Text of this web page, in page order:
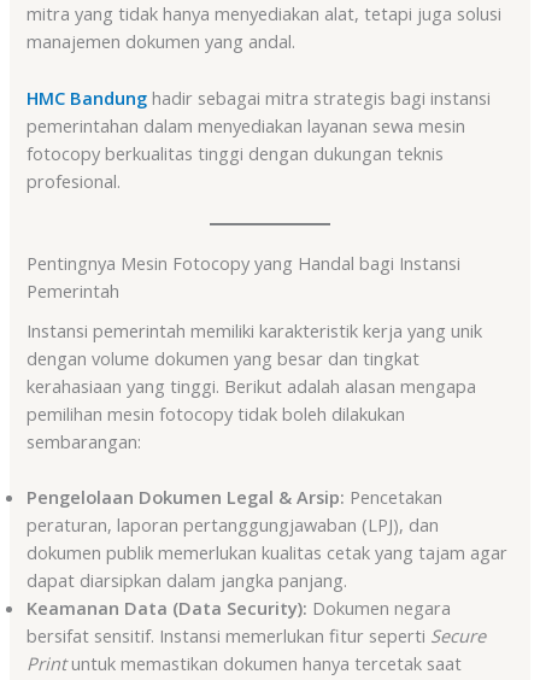
mitra yang tidak hanya menyediakan alat, tetapi juga solusi
manajemen dokumen yang andal.
HMC Bandung hadir sebagai mitra strategis bagi instansi
pemerintahan dalam menyediakan layanan sewa mesin
fotocopy berkualitas tinggi dengan dukungan teknis
profesional.
Pentingnya Mesin Fotocopy yang Handal bagi Instansi
Pemerintah
Instansi pemerintah memiliki karakteristik kerja yang unik
dengan volume dokumen yang besar dan tingkat
kerahasiaan yang tinggi. Berikut adalah alasan mengapa
pemilihan mesin fotocopy tidak boleh dilakukan
sembarangan:
Pengelolaan Dokumen Legal & Arsip: Pencetakan
peraturan, laporan pertanggungjawaban (LPJ), dan
dokumen publik memerlukan kualitas cetak yang tajam agar
dapat diarsipkan dalam jangka panjang.
Keamanan Data (Data Security): Dokumen negara
bersifat sensitif. Instansi memerlukan fitur seperti Secure
Printuntuk memastikan dokumen hanya tercetak saat